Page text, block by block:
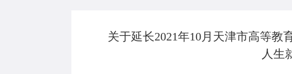
关于延长2021年10月天津市高等教
人生